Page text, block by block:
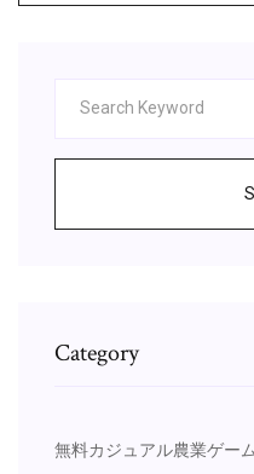
Category
無料カジュアル農業ゲー